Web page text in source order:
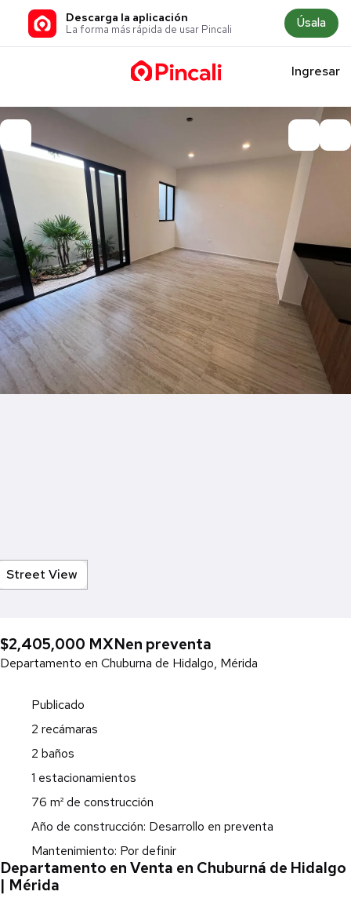
Descarga la aplicación
La forma más rápida de usar Pincali Úsala
Ingresar
Street View
$2,405,000 MXNen preventa
Departamento en Chuburna de Hidalgo, Mérida
Publicado
2 recámaras
2 baños
1 estacionamientos
76 m² de construcción
Año de construcción: Desarrollo en preventa
Mantenimiento: Por definir
Departamento en Venta en Chuburná de Hidalgo
| Mérida